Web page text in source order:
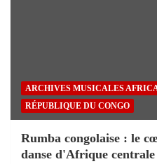
ARCHIVES MUSICALES
RÉPUBLIQUE DU CONGO
Rumba congolaise : le
danse d'Afrique centrale